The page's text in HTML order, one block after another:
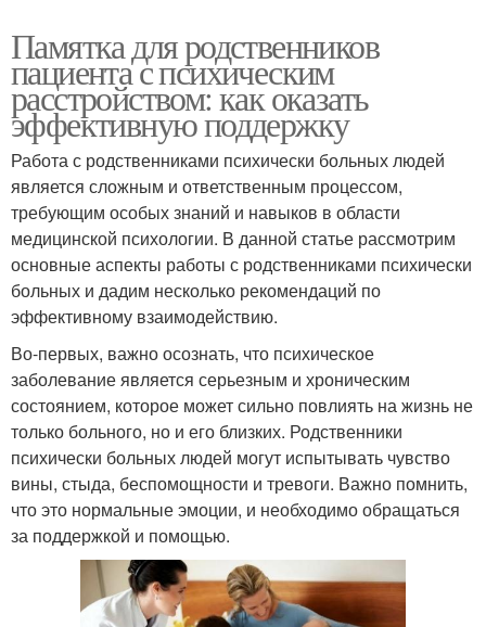
Памятка для родственников
пациента с психическим
расстройством: как оказать
эффективную поддержку
Работа с родственниками психически больных людей
является сложным и ответственным процессом,
требующим особых знаний и навыков в области
медицинской психологии. В данной статье рассмотрим
основные аспекты работы с родственниками психически
больных и дадим несколько рекомендаций по
эффективному взаимодействию.
Во-первых, важно осознать, что психическое
заболевание является серьезным и хроническим
состоянием, которое может сильно повлиять на жизнь не
только больного, но и его близких. Родственники
психически больных людей могут испытывать чувство
вины, стыда, беспомощности и тревоги. Важно помнить,
что это нормальные эмоции, и необходимо обращаться
за поддержкой и помощью.